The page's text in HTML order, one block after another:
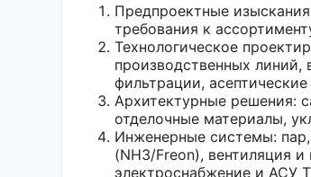
Предпроектные
требования к
Технологическое
производственных
фильтрации,
Архитектурные решения:
отделочные материалы,
Инженерные системы:
(NH3/Freon), вентиляция
электроснабжение и АСУ